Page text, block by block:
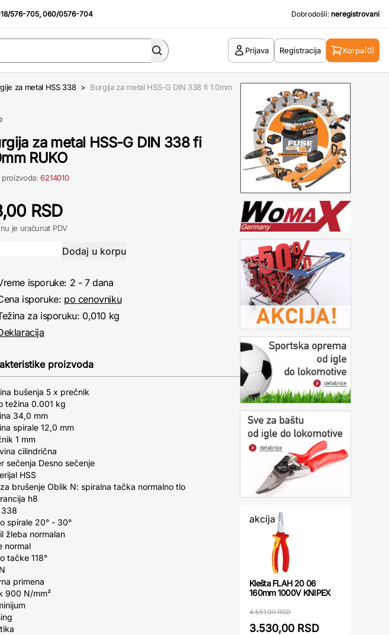
576-705,060/0576-704 Dobrodošli: neregistrovani
Prijava Registracija Korpa(0)
za metal HSS 338 > Burgija za metal HSS-G DIN 338 fi 1.0mm
za metal HSS-G DIN 338 fi
RUKO
proizvoda:6214010
RSD
je uračunat PDV
isporuke: 2 - 7 dana
isporuke: po cenovniku
za isporuku: 0,010 kg
proizvoda
bušenja 5 x prečnik
težina 0.001 kg
34,0 mm
spirale 12,0 mm
1 mm
cilindrična
sečenja Desno sečenje
HSS
brušenje Oblik N: spiralna tačka normalno tlo
h8
338
spirale 20° - 30°
žleba normalan
normal
tačke 118°
primena
900 N/mm²
akcija
Klešta FLAH 20 06
160mm 1000V KNIPEX
4.551,00 RSD
3.530,00 RSD